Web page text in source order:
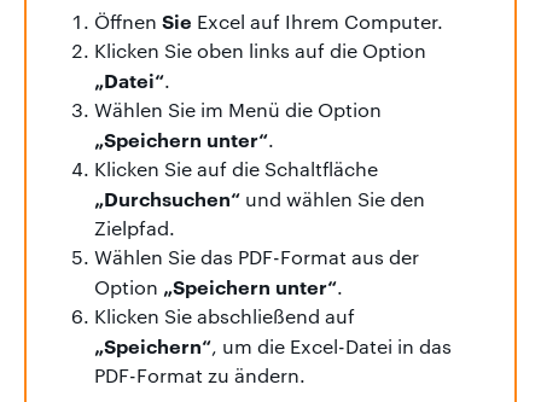
Öffnen Sie Excel auf Ihrem Computer.
Klicken Sie oben links auf die Option
„Datei“.
Wählen Sie im Menü die Option
„Speichern unter“.
Klicken Sie auf die Schaltfläche
„Durchsuchen“ und wählen Sie den
Zielpfad.
Wählen Sie das PDF-Format aus der
Option „Speichern unter“.
Klicken Sie abschließend auf
„Speichern“, um die Excel-Datei in das
PDF-Format zu ändern.